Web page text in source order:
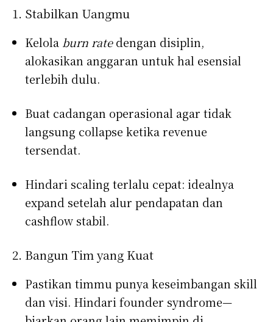
1. Stabilkan Uangmu
Kelola burn ratedengan disiplin,
alokasikan anggaran untuk hal esensial
terlebih dulu.
Buat cadangan operasional agar tidak
langsung collapse ketika revenue
tersendat.
Hindari scaling terlalu cepat: idealnya
expand setelah alur pendapatan dan
cashflow stabil.
2. Bangun Tim yang Kuat
Pastikan timmu punya keseimbangan skill
dan visi. Hindari founder syndrome—